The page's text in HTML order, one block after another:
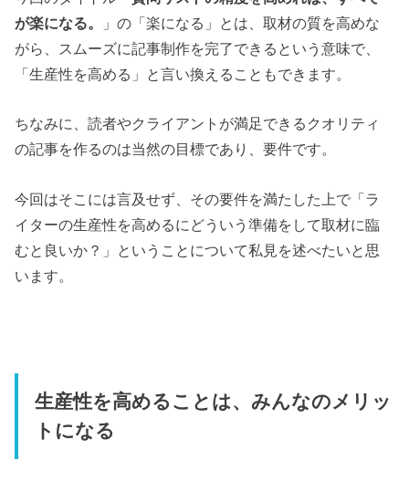
が楽になる。
」の「楽になる」とは、取材の質を高めな
がら、スムーズに記事制作を完了できるという意味で、
「生産性を高める」と言い換えることもできます。
ちなみに、読者やクライアントが満足できるクオリティ
の記事を作るのは当然の目標であり、要件です。
今回はそこには言及せず、その要件を満たした上で「ラ
イターの生産性を高めるにどういう準備をして取材に臨
むと良いか？」ということについて私見を述べたいと思
います。
生産性を高めることは、みんなのメリッ
トになる